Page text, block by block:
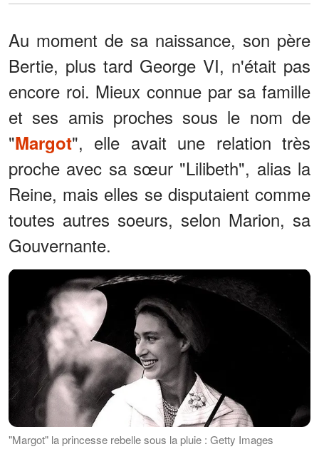
Au moment de sa naissance, son père
Bertie, plus tard George VI, n'était pas
encore roi. Mieux connue par sa famille
et ses amis proches sous le nom de
"Margot", elle avait une relation très
proche avec sa sœur "Lilibeth", alias la
Reine, mais elles se disputaient comme
toutes autres soeurs, selon Marion, sa
Gouvernante.
"Margot" la princesse rebelle sous la pluie : Getty Images